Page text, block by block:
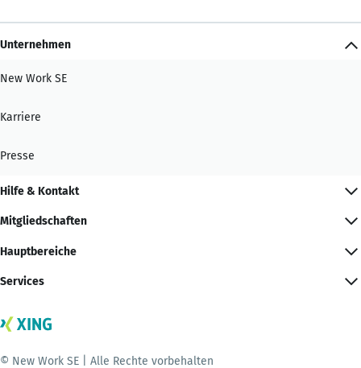
Unternehmen
New Work SE
Karriere
Presse
Hilfe & Kontakt
Mitgliedschaften
Hauptbereiche
Services
© New Work SE | Alle Rechte vorbehalten